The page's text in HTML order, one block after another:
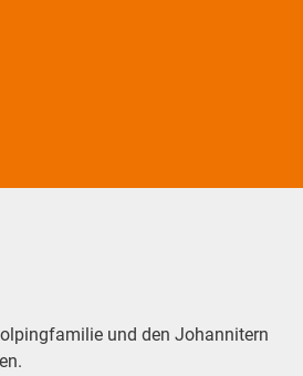
und den Johannitern